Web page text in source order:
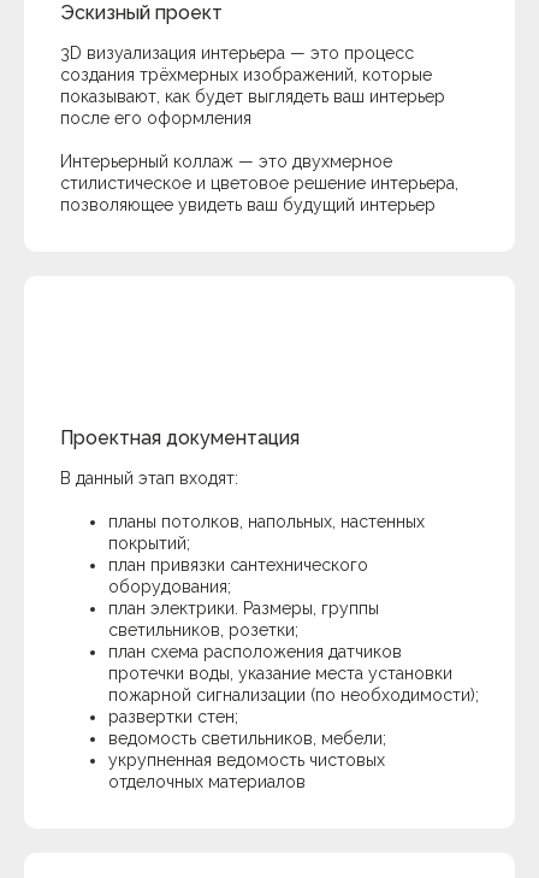
Эскизный проект
3D визуализация интерьера — это процесс
создания трёхмерных изображений, которые
показывают, как будет выглядеть ваш интерьер
после его оформления
Интерьерный коллаж — это двухмерное
стилистическое и цветовое решение интерьера,
позволяющее увидеть ваш будущий интерьер
Проектная документация
В данный этап входят:
планы потолков, напольных, настенных
покрытий;
план привязки сантехнического
оборудования;
план электрики. Размеры, группы
светильников, розетки;
план схема расположения датчиков
протечки воды, указание места установки
пожарной сигнализации (по необходимости);
развертки стен;
ведомость светильников, мебели;
укрупненная ведомость чистовых
отделочных материалов